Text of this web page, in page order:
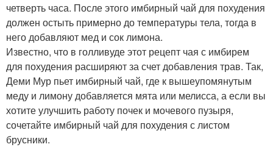
четверть часа. После этого имбирный чай для похудения
должен остыть примерно до температуры тела, тогда в
него добавляют мед и сок лимона.
Известно, что в голливуде этот рецепт чая с имбирем
для похудения расширяют за счет добавления трав. Так,
Деми Мур пьет имбирный чай, где к вышеупомянутым
меду и лимону добавляется мята или мелисса, а если вы
хотите улучшить работу почек и мочевого пузыря,
сочетайте имбирный чай для похудения с листом
брусники.